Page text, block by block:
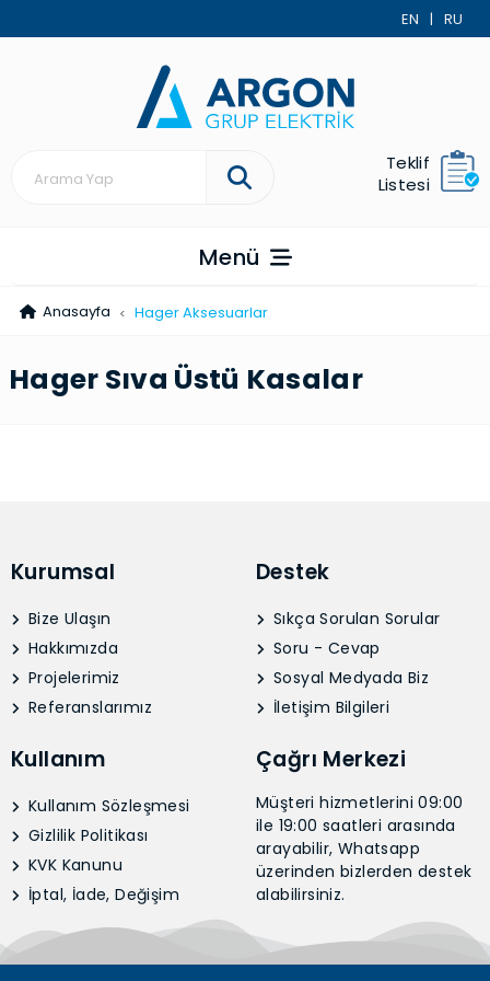
EN | RU
Teklif
Listesi
Menü
Anasayfa Hager Aksesuarlar
Hager Sıva Üstü Kasalar
Kurumsal
Bize Ulaşın
Hakkımızda
Projelerimiz
Referanslarımız
Destek
Sıkça Sorulan Sorular
Soru - Cevap
Sosyal Medyada Biz
İletişim Bilgileri
Kullanım
Kullanım Sözleşmesi
Gizlilik Politikası
KVK Kanunu
İptal, İade, Değişim
Çağrı Merkezi
Müşteri hizmetlerini 09:00
ile 19:00 saatleri arasında
arayabilir, Whatsapp
üzerinden bizlerden destek
alabilirsiniz.